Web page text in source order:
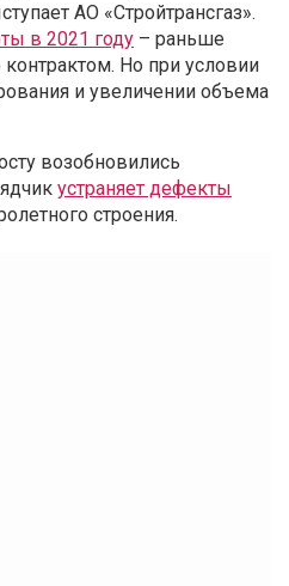
АО «Стройтрансгаз».
в 2021 году – раньше
Но при условии
и увеличении объема
возобновились
устраняет дефекты
строения.